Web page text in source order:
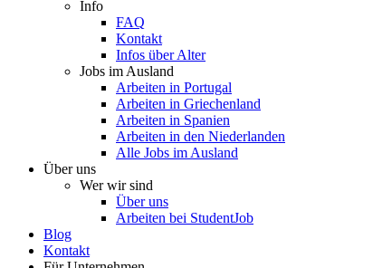
Info
FAQ
Kontakt
Infos über Alter
Jobs im Ausland
Arbeiten in Portugal
Arbeiten in Griechenland
Arbeiten in Spanien
Arbeiten in den Niederlanden
Alle Jobs im Ausland
Über uns
Wer wir sind
Über uns
Arbeiten bei StudentJob
Blog
Kontakt